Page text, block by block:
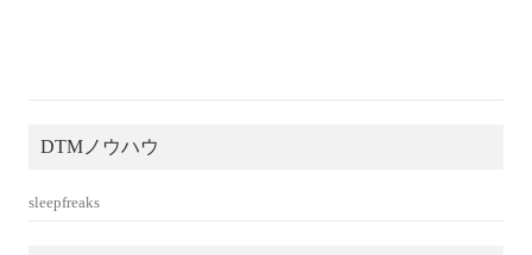
DTMノウハウ
sleepfreaks